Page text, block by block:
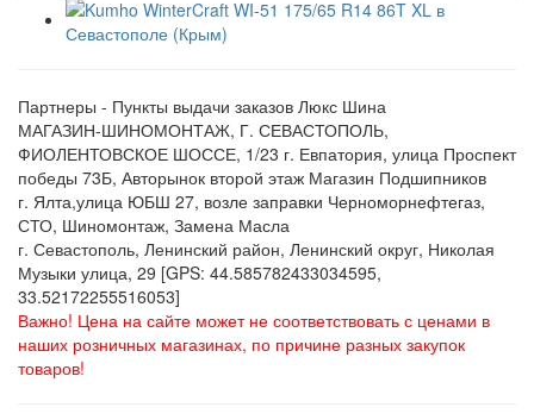
Партнеры - Пункты выдачи заказов Люкс Шина
МАГАЗИН-ШИНОМОНТАЖ, Г. СЕВАСТОПОЛЬ,
ФИОЛЕНТОВСКОЕ ШОССЕ, 1/23 г. Евпатория, улица Проспект
победы 73Б, Авторынок второй этаж Магазин Подшипников
г. Ялта,улица ЮБШ 27, возле заправки Черноморнефтегаз,
СТО, Шиномонтаж, Замена Масла
г. Севастополь, Ленинский район, Ленинский округ, Николая
Музыки улица, 29 [GPS: 44.585782433034595,
33.52172255516053]
Важно! Цена на сайте может не соответствовать с ценами в
наших розничных магазинах, по причине разных закупок
товаров!